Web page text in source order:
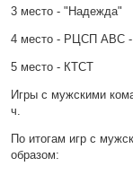
3 место - "Надежда"
4 место - РЦСП АВС
5 место - КТСТ
Игры с мужскими
ч.
По итогам игр с
образом: